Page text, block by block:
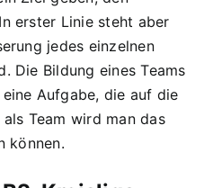
erster Linie steht aber
jedes einzelnen
Die Bildung eines Teams
Aufgabe, die auf die
Team wird man das
können.